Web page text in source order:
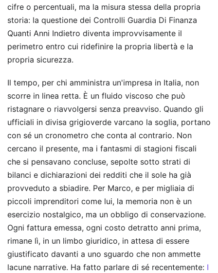
cifre o percentuali, ma la misura stessa della propria
storia: la questione dei Controlli Guardia Di Finanza
Quanti Anni Indietro diventa improvvisamente il
perimetro entro cui ridefinire la propria libertà e la
propria sicurezza.
Il tempo, per chi amministra un'impresa in Italia, non
scorre in linea retta. È un fluido viscoso che può
ristagnare o riavvolgersi senza preavviso. Quando gli
ufficiali in divisa grigioverde varcano la soglia, portano
con sé un cronometro che conta al contrario. Non
cercano il presente, ma i fantasmi di stagioni fiscali
che si pensavano concluse, sepolte sotto strati di
bilanci e dichiarazioni dei redditi che il sole ha già
provveduto a sbiadire. Per Marco, e per migliaia di
piccoli imprenditori come lui, la memoria non è un
esercizio nostalgico, ma un obbligo di conservazione.
Ogni fattura emessa, ogni costo detratto anni prima,
rimane lì, in un limbo giuridico, in attesa di essere
giustificato davanti a uno sguardo che non ammette
lacune narrative. Ha fatto parlare di sé recentemente: I